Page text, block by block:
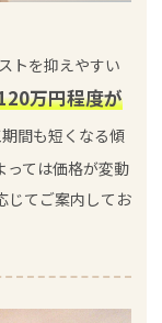
トを抑えやすい
万円程度が
間も短くなる傾
っては価格が変動
じてご案内してお